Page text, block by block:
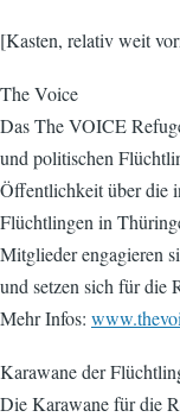
[Kasten, relativ weit
The Voice
Das The VOICE
und politischen
Öffentlichkeit über die
Flüchtlingen in
Mitglieder engagieren
und setzen sich für die
Mehr Infos:
Karawane der
Die Karawane für die